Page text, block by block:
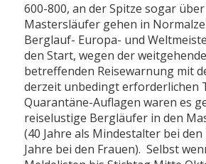
600-800, an der Spitze sogar
Mastersläufer gehen in
Berglauf- Europa- und
den Start, wegen der
betreffenden Reisewarnung mit
derzeit unbedingt erforderlichen
Quarantäne-Auflagen waren es
reiselustige Bergläufer in den
(40 Jahre als Mindestalter bei
Jahre bei den Frauen). Selbst